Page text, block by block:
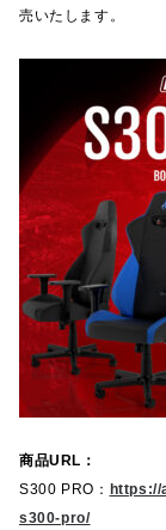
売いたします。
商品URL：
S300 PRO：
s300-pro/